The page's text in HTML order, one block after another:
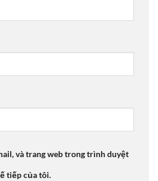
và trang web trong trình duyệt
tiếp của tôi.